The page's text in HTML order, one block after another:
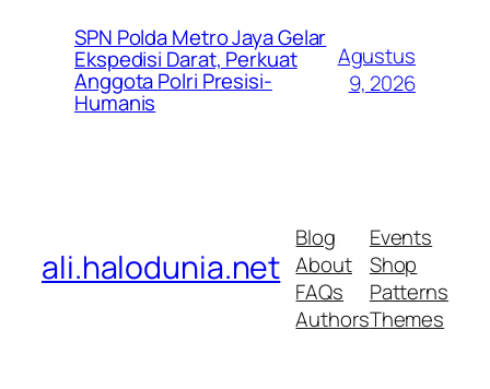
SPN Polda Metro Jaya Gelar
Ekspedisi Darat, Perkuat
Anggota Polri Presisi-
Humanis
Agustus
9, 2026
ali.halodunia.net
Blog
About
FAQs
Authors
Events
Shop
Patterns
Themes